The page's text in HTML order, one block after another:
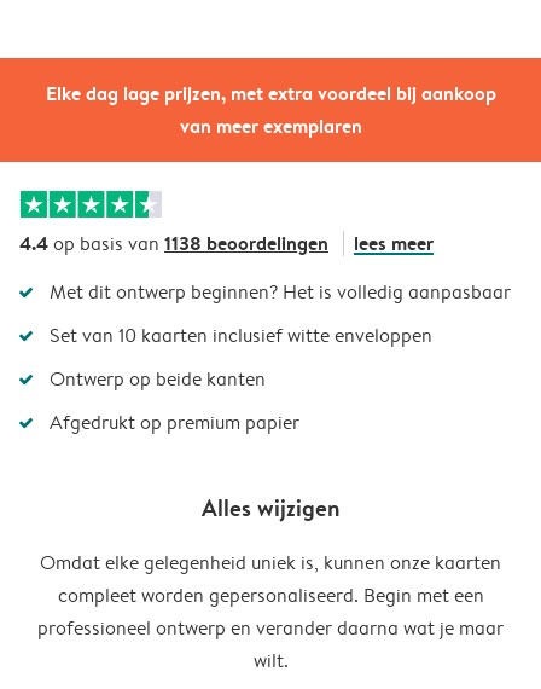
Elke dag lage prijzen, met extra voordeel bij aankoop
van meer exemplaren
4.4op basis van 1138 beoordelingen lees meer
Met dit ontwerp beginnen? Het is volledig aanpasbaar
Set van 10 kaarten inclusief witte enveloppen
Ontwerp op beide kanten
Afgedrukt op premium papier
Alles wijzigen
Omdat elke gelegenheid uniek is, kunnen onze kaarten
compleet worden gepersonaliseerd. Begin met een
professioneel ontwerp en verander daarna wat je maar
wilt.